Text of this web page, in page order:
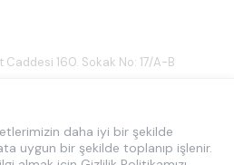
160. Sokak No: 17/A-B
daha iyi bir şekilde
uygun bir şekilde toplanıp işlenir.